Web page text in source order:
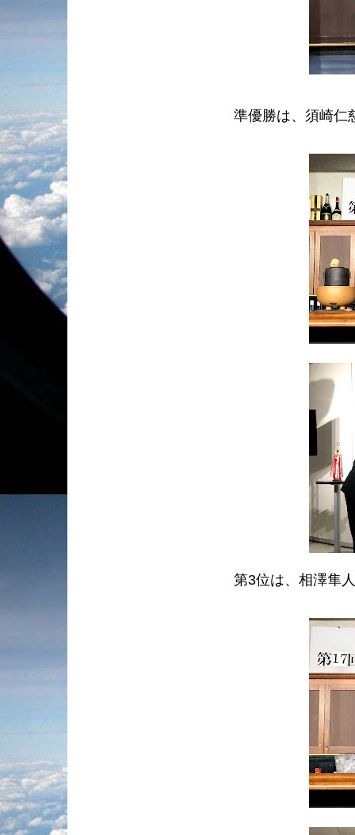
準優勝は、須崎仁
第3位は、相澤隼